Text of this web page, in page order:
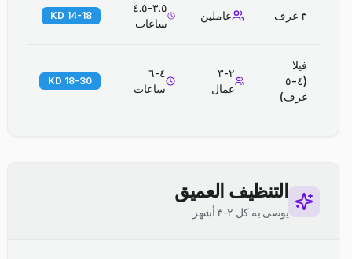
٣ غرف عاملين
٣.٥-٤.٥
ساعات
14-18 KD
فيلا
(٤-٥
غرف)
٢-٣
عمال
٤-٦
ساعات
18-30 KD
التنظيف العميق
يوصى به كل ٢-٣ أشهر